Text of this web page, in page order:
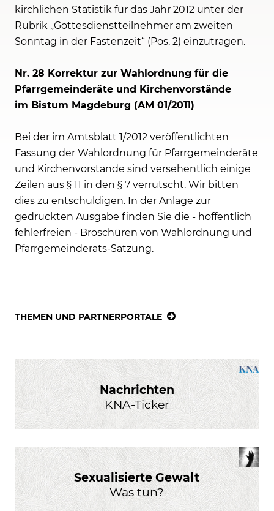
kirchlichen Statistik für das Jahr 2012 unter der
Rubrik „Gottesdienstteilnehmer am zweiten
Sonntag in der Fastenzeit“ (Pos. 2) einzutragen.
Nr. 28 Korrektur zur Wahlordnung für die
Pfarrgemeinderäte und Kirchenvorstände
im Bistum Magdeburg (AM 01/2011)
Bei der im Amtsblatt 1/2012 veröffentlichten
Fassung der Wahlordnung für Pfarrgemeinderäte
und Kirchenvorstände sind versehentlich einige
Zeilen aus § 11 in den § 7 verrutscht. Wir bitten
dies zu entschuldigen. In der Anlage zur
gedruckten Ausgabe finden Sie die - hoffentlich
fehlerfreien - Broschüren von Wahlordnung und
Pfarrgemeinderats-Satzung.
THEMEN UND PARTNERPORTALE
Nachrichten
KNA-Ticker
Sexualisierte Gewalt
Was tun?